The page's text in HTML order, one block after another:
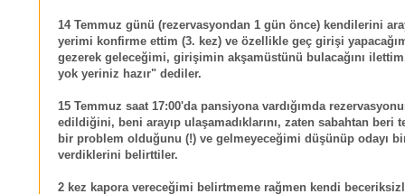
14 Temmuz günü (rezervasyondan 1 gün önce) kendilerini
yerimi konfirme ettim (3. kez) ve özellikle geç girişi
gezerek geleceğimi, girişimin akşamüstünü bulacağını ilettim,
yok yeriniz hazır" dediler.
15 Temmuz saat 17:00'da pansiyona vardığımda
edildiğini, beni arayıp ulaşamadıklarını, zaten sabahtan beri
bir problem olduğunu (!) ve gelmeyeceğimi düşünüp odayı
verdiklerini belirttiler.
2 kez kapora vereceğimi belirtmeme rağmen kendi